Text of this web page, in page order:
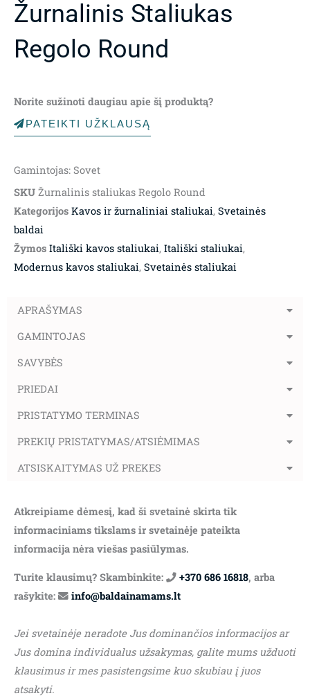
Žurnalinis Staliukas
Regolo Round
Norite sužinoti daugiau apie šį produktą?
PATEIKTI UŽKLAUSĄ
Gamintojas: Sovet
SKU Žurnalinis staliukas Regolo Round
Kategorijos Kavos ir žurnaliniai staliukai, Svetainės
baldai
Žymos Itališki kavos staliukai, Itališki staliukai,
Modernus kavos staliukai, Svetainės staliukai
APRAŠYMAS
GAMINTOJAS
SAVYBĖS
PRIEDAI
PRISTATYMO TERMINAS
PREKIŲ PRISTATYMAS/ATSIĖMIMAS
ATSISKAITYMAS UŽ PREKES
Atkreipiame dėmesį, kad ši svetainė skirta tik
informaciniams tikslams ir svetainėje pateikta
informacija nėra viešas pasiūlymas.
Turite klausimų? Skambinkite: +370 686 16818, arba
rašykite:
info@baldainamams.lt
Jei svetainėje neradote Jus dominančios informacijos ar
Jus domina individualus užsakymas, galite mums užduoti
klausimus ir mes pasistengsime kuo skubiau į juos
atsakyti.